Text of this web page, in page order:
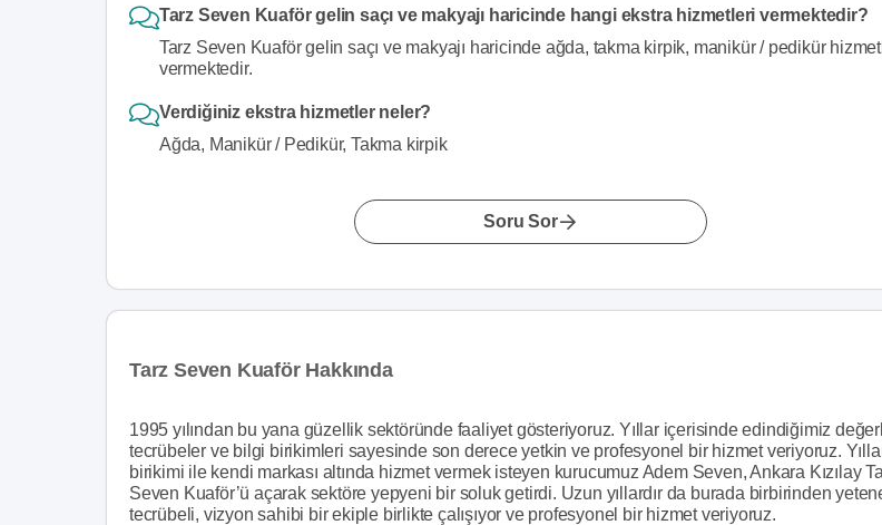
Tarz Seven Kuaför gelin saçı ve makyajı haricinde hangi ekstra hizmetleri vermektedir?
Tarz Seven Kuaför gelin saçı ve makyajı haricinde ağda, takma kirpik, manikür / pedikür
vermektedir.
Verdiğiniz ekstra hizmetler neler?
Ağda, Manikür / Pedikür, Takma kirpik
Soru Sor
Tarz Seven Kuaför Hakkında
1995 yılından bu yana güzellik sektöründe faaliyet gösteriyoruz. Yıllar içerisinde edindiğimiz
tecrübeler ve bilgi birikimleri sayesinde son derece yetkin ve profesyonel bir hizmet veriyoruz.
birikimi ile kendi markası altında hizmet vermek isteyen kurucumuz Adem Seven, Ankara Kızılay
Seven Kuaför’ü açarak sektöre yepyeni bir soluk getirdi. Uzun yıllardır da burada birbirinden
tecrübeli, vizyon sahibi bir ekiple birlikte çalışıyor ve profesyonel bir hizmet veriyoruz.